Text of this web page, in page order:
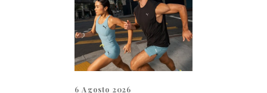
6 Agosto 2026